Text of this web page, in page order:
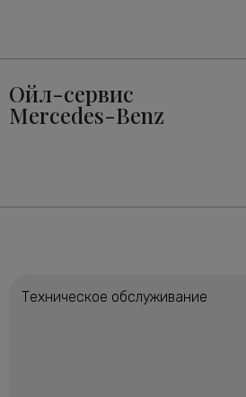
Ойл-сервис
Mercedes-Benz
Техническое обслуживание